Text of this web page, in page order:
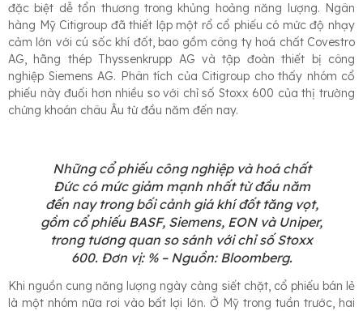
đặc biệt dễ tổn thương trong khủng hoảng năng lượng. Ngân
hàng Mỹ Citigroup đã thiết lập một rổ cổ phiếu có mức độ nhạy
cảm lớn với cú sốc khí đốt, bao gồm công ty hoá chất Covestro
AG, hãng thép Thyssenkrupp AG và tập đoàn thiết bị công
nghiệp Siemens AG. Phân tích của Citigroup cho thấy nhóm cổ
phiếu này đuối hơn nhiều so với chỉ số Stoxx 600 của thị trường
chứng khoán châu Âu từ đầu năm đến nay.
Những cổ phiếu công nghiệp và hoá chất
Đức có mức giảm mạnh nhất từ đầu năm
đến nay trong bối cảnh giá khí đốt tăng vọt,
gồm cổ phiếu BASF, Siemens, EON và Uniper,
trong tương quan so sánh với chỉ số Stoxx
600. Đơn vị: % – Nguồn: Bloomberg.
Khi nguồn cung năng lượng ngày càng siết chặt, cổ phiếu bán lẻ
là một nhóm nữa rơi vào bất lợi lớn. Ở Mỹ trong tuần trước, hai